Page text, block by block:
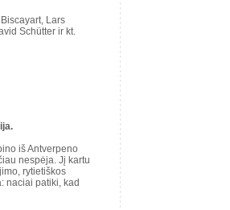
Lars
Schütter ir kt.
iš Antverpeno
nespėja. Jį kartu
rytietiškos
naciai patiki, kad